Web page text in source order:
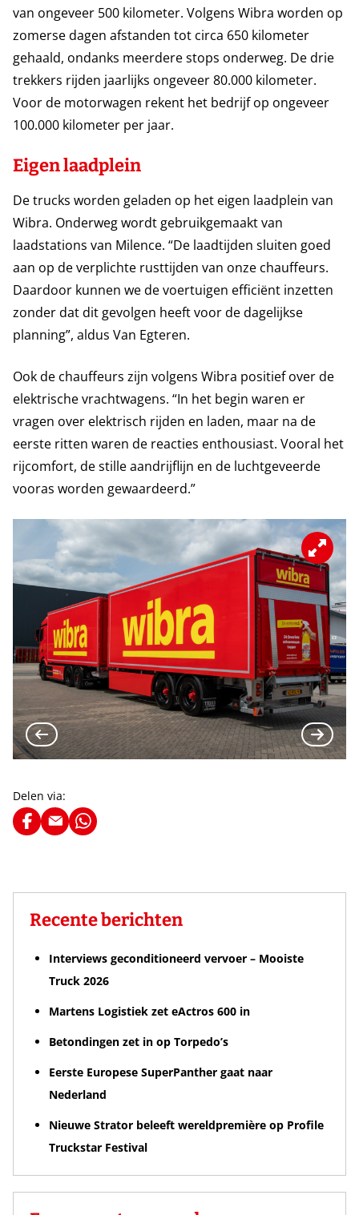
van ongeveer 500 kilometer. Volgens Wibra worden op
zomerse dagen afstanden tot circa 650 kilometer
gehaald, ondanks meerdere stops onderweg. De drie
trekkers rijden jaarlijks ongeveer 80.000 kilometer.
Voor de motorwagen rekent het bedrijf op ongeveer
100.000 kilometer per jaar.
Eigen laadplein
De trucks worden geladen op het eigen laadplein van
Wibra. Onderweg wordt gebruikgemaakt van
laadstations van Milence. “De laadtijden sluiten goed
aan op de verplichte rusttijden van onze chauffeurs.
Daardoor kunnen we de voertuigen efficiënt inzetten
zonder dat dit gevolgen heeft voor de dagelijkse
planning”, aldus Van Egteren.
Ook de chauffeurs zijn volgens Wibra positief over de
elektrische vrachtwagens. “In het begin waren er
vragen over elektrisch rijden en laden, maar na de
eerste ritten waren de reacties enthousiast. Vooral het
rijcomfort, de stille aandrijflijn en de luchtgeveerde
vooras worden gewaardeerd.”
Delen via:
Recente berichten
Interviews geconditioneerd vervoer – Mooiste
Truck 2026
Martens Logistiek zet eActros 600 in
Betondingen zet in op Torpedo’s
Eerste Europese SuperPanther gaat naar
Nederland
Nieuwe Strator beleeft wereldpremière op Profile
Truckstar Festival